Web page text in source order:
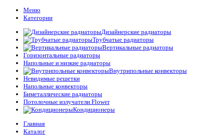
Меню
Категории
Дизайнерские радиаторы
Трубчатые радиаторы
Вертикальные радиаторы
Горизонтальные радиаторы
Напольные и низкие радиаторы
Внутрипольные конвекторы
Невидимые решетки
Напольные конвекторы
Биметаллические радиаторы
Потолочные излучатели Flower
Кондиционеры
Главная
Каталог